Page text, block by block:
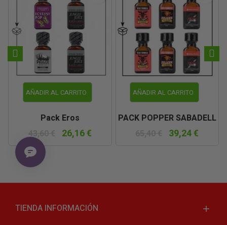
AÑADIR AL CARRITO
Pack Eros
43,60 €
26,16 €
AÑADIR AL CARRITO
PACK POPPER SABADELL
39,24 €
TIENDA INFORMACIÓN